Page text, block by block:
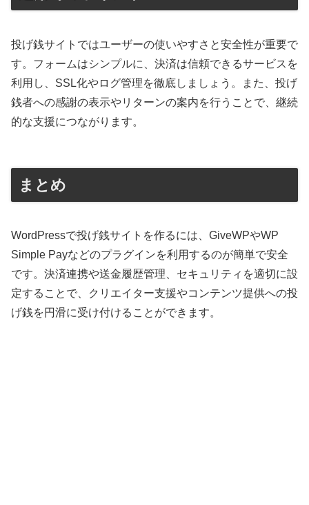
投げ銭サイトではユーザーの使いやすさと安全性が重要で
す。フォームはシンプルに、決済は信頼できるサービスを
利用し、SSL化やログ管理を徹底しましょう。また、投げ
銭者への感謝の表示やリターンの案内を行うことで、継続
的な支援につながります。
まとめ
WordPressで投げ銭サイトを作るには、GiveWPやWP
Simple Payなどのプラグインを利用するのが簡単で安全
です。決済連携や送金履歴管理、セキュリティを適切に設
定することで、クリエイター支援やコンテンツ提供への投
げ銭を円滑に受け付けることができます。